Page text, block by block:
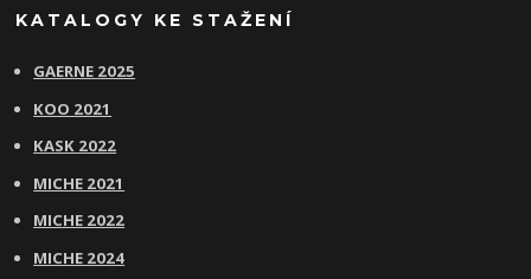
KATALOGY KE STAŽENÍ
GAERNE 2025
KOO 2021
KASK 2022
MICHE 2021
MICHE 2022
MICHE 2024